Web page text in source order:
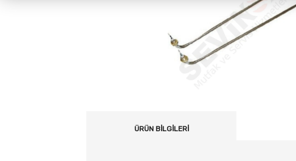
ÜRÜN BILGILERI